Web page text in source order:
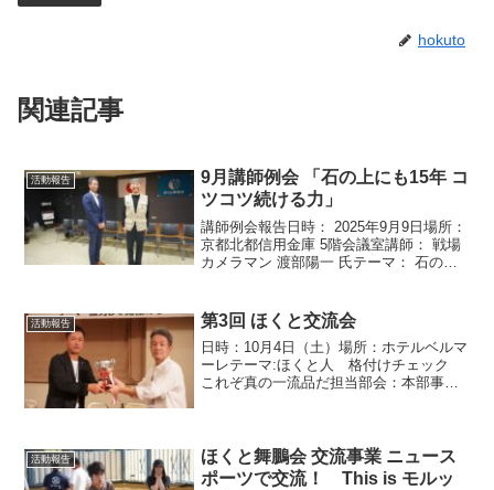
hokuto
関連記事
活動報告
9月講師例会 「石の上にも15年 コ
ツコツ続ける力」
講師例会報告日時： 2025年9月9日場所：
京都北都信用金庫 5階会議室講師： 戦場
カメラマン 渡部陽一 氏テーマ： 石の上
のこの日、講師例会を開催し、戦場カメ
ラ...
活動報告 第3回 ほくと交流会
日時：10月4日（土）場所：ホテルベルマ
ーレテーマ:ほくと人 格付けチェック
これぞ真の一流品だ担当部会：本部事業
ました。今回は...
活動報告
ほくと舞鵬会 交流事業 ニュース
ポーツで交流！ This is モルッ